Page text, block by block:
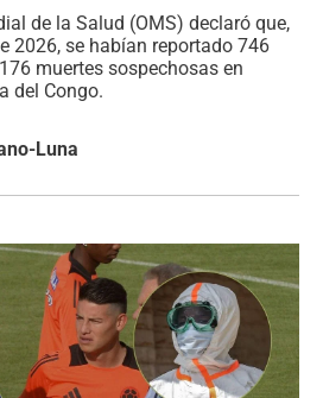
de la Salud (OMS) declaró que,
2026, se habían reportado 746
muertes sospechosas en
del Congo.
Luna